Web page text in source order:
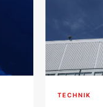
TECHNIK